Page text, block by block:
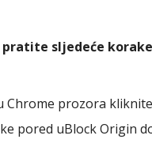
pratite sljedeće korake
Chrome prozora
pored uBlock Origin